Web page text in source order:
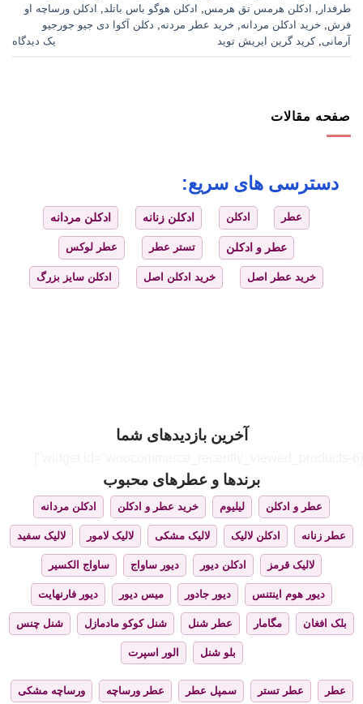
طرفدار , ادکلن هرمس تق هرمس, ادکلن هوگو باس باتلد,
ادکلن ورساچه او
فرش, خرید ادکلن مردانه, خرید عطر مردنه, دکلن آکوا دی جیو جورجیو
آرمانی,کرید گرین ایریش توید یک دیدگاه
صفحه مقالات
دسترسی های سریع:
عطر ادکلن ادکلن زنانه ادکلن مردانه
عطر و ادکلن تستر عطر عطر لوکس
خرید عطر اصل خرید ادکلن اصل ادکلن سایز بزرگ
آخرین بازدیدهای شما
برندها و عطرهای محبوب
عطر و ادکلن لیلیوم خرید عطر و ادکلن ادکلن مردانه
عطر زنانه ادکلن لالیک لالیک مشکی لالیک لامور لالیک سفید
لالیک قرمز ادکلن دیور دیور ساواج ساواج الکسیر
دیور هوم اینتنس دیور جادور میس دیور دیور فارنهایت
بلک افغان مگامار عطر شنل شنل کوکو مادمازل شنل چنس
بلو شنل الور اسپرت
عطر عطر تستر سمپل عطر عطر ورساچه ورساچه مشکی